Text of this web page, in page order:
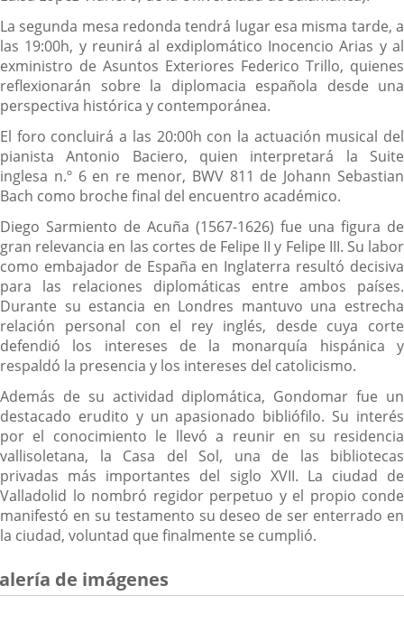
La segunda mesa redonda tendrá lugar esa misma tarde, a
las 19:00h, y reunirá al exdiplomático Inocencio Arias y al
exministro de Asuntos Exteriores Federico Trillo, quienes
reflexionarán sobre la diplomacia española desde una
perspectiva histórica y contemporánea.
El foro concluirá a las 20:00h con la actuación musical del
pianista Antonio Baciero, quien interpretará la Suite
inglesa n.º 6 en re menor, BWV 811 de Johann Sebastian
Bach como broche final del encuentro académico.
Diego Sarmiento de Acuña (1567-1626) fue una figura de
gran relevancia en las cortes de Felipe II y Felipe III. Su labor
como embajador de España en Inglaterra resultó decisiva
para las relaciones diplomáticas entre ambos países.
Durante su estancia en Londres mantuvo una estrecha
relación personal con el rey inglés, desde cuya corte
defendió los intereses de la monarquía hispánica y
respaldó la presencia y los intereses del catolicismo.
Además de su actividad diplomática, Gondomar fue un
destacado erudito y un apasionado bibliófilo. Su interés
por el conocimiento le llevó a reunir en su residencia
vallisoletana, la Casa del Sol, una de las bibliotecas
privadas más importantes del siglo XVII. La ciudad de
Valladolid lo nombró regidor perpetuo y el propio conde
manifestó en su testamento su deseo de ser enterrado en
la ciudad, voluntad que finalmente se cumplió.
de imágenes